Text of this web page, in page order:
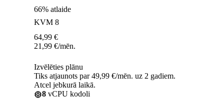
66% atlaide
KVM 8
64,99 €
21,99 €/mēn.
Izvēlēties plānu
Tiks atjaunots par 49,99 €/mēn. uz 2 gadiem.
Atcel jebkurā laikā.
8 vCPU kodoli